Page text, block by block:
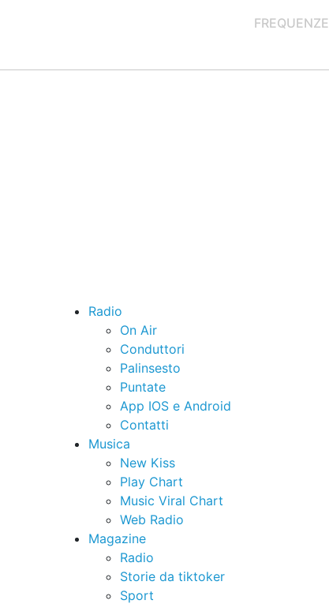
FREQUENZE
Radio
On Air
Conduttori
Palinsesto
Puntate
App IOS e Android
Contatti
Musica
New Kiss
Play Chart
Music Viral Chart
Web Radio
Magazine
Radio
Storie da tiktoker
Sport